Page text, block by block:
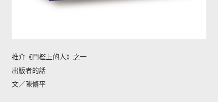
推介《門檻上的人》之一
出版者的話
文／陳脩平